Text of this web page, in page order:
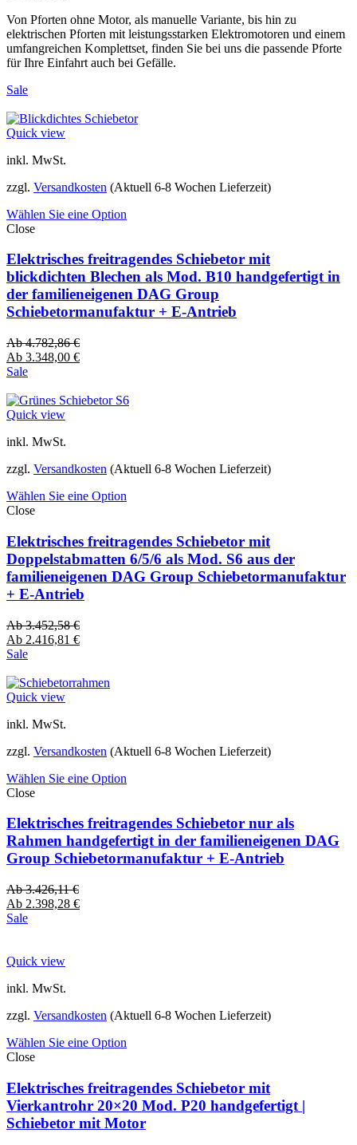
Von Pforten ohne Motor, als manuelle Variante, bis hin zu
elektrischen Pforten mit leistungsstarken Elektromotoren und einem
umfangreichen Komplettset, finden Sie bei uns die passende Pforte
für Ihre Einfahrt auch bei Gefälle.
Sale
Quick view
inkl. MwSt.
zzgl. Versandkosten (Aktuell 6-8 Wochen Lieferzeit)
Wählen Sie eine Option
Close
Elektrisches freitragendes Schiebetor mit
blickdichten Blechen als Mod. B10 handgefertigt in
der familieneigenen DAG Group
Schiebetormanufaktur + E-Antrieb
Ab4.782,86€
Ab 3.348,00 €
Sale
Quick view
inkl. MwSt.
zzgl. Versandkosten (Aktuell 6-8 Wochen Lieferzeit)
Wählen Sie eine Option
Close
Elektrisches freitragendes Schiebetor mit
Doppelstabmatten 6/5/6 als Mod. S6 aus der
familieneigenen DAG Group Schiebetormanufaktur
+ E-Antrieb
Ab3.452,58€
Ab 2.416,81 €
Sale
Quick view
inkl. MwSt.
zzgl. Versandkosten (Aktuell 6-8 Wochen Lieferzeit)
Wählen Sie eine Option
Close
Elektrisches freitragendes Schiebetor nur als
Rahmen handgefertigt in der familieneigenen DAG
Group Schiebetormanufaktur + E-Antrieb
Ab3.426,11€
Ab 2.398,28 €
Sale
Quick view
inkl. MwSt.
zzgl. Versandkosten (Aktuell 6-8 Wochen Lieferzeit)
Wählen Sie eine Option
Close
Elektrisches freitragendes Schiebetor mit
Vierkantrohr 20×20 Mod. P20 handgefertigt |
Schiebetor mit Motor